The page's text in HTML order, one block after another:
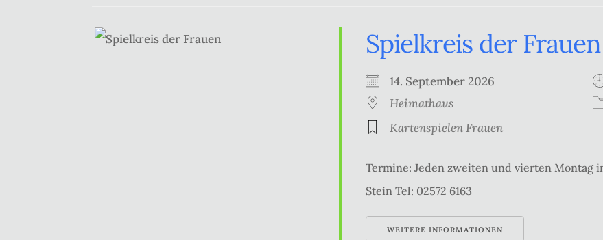
Spielkreis der Frauen
14. September 2026
Heimathaus
Kartenspielen Frauen
Termine: Jeden zweiten und vierten Montag
Stein Tel: 02572 6163
WEITERE INFORMATIONEN